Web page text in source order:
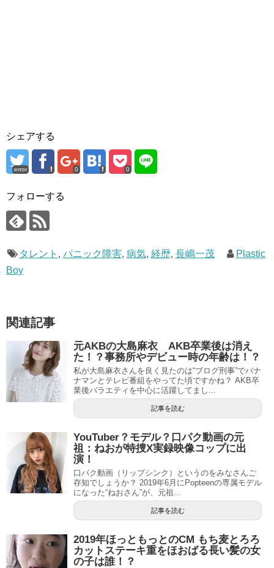
シェアする
error 0 0
フォローする
タレント , パニック障害, 病気, 経歴, 長嶋一茂
Plastic
Boy
関連記事
元AKBの大島麻衣 AKB卒業後は消え
た！？事務所やデビュー時の年齢は！？
私が大島麻衣さんを良く見たのは“ブログ刑事”でバナ
ナマンとテレビ番組をやってた頃ですかね？ AKB卒
業後バラエティを中心に活躍してまし...
記事を読む
YouTuber？モデル？口パク動画の元
祖：ねおが特捜X実録映像コップに出
演！
口パク動画（リップシンク）というのをみなさんご
存知でしょうか？ 2019年6月にPopteenの専属モデル
になった“ねおさん”が、元祖...
記事を読む
2019年ほっともっとのCM もち麦とろろ
カットステーキ重をほおばる長い髪の女
の子は誰！？